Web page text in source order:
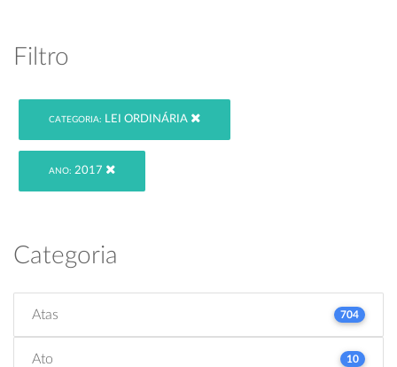
Filtro
CATEGORIA: LEI ORDINÁRIA
ANO: 2017
Categoria
Atas 704
Ato 10